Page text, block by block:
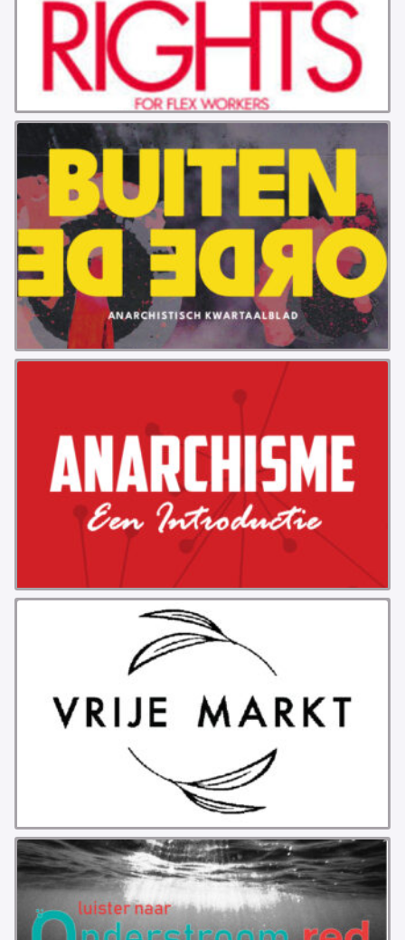
LEUVENSE ANARCHISTISCHE GROEP
VB BELGIË
VB UTRECHT
VB FRIESLAND
VB WEST-FRIESLAND
ZWARTE MUGGEN
WERKGROEP ARBEID
WERKGROEP PROPAGANDA
ANARCHISME – EEN INTRODUCTIE
OTTO SLAVEFORCE
JUMBO DISTRIBUTIECENTRA EN OTTO WORKFORCE
PROBLEMY Z AGENCJA… PRACY TYMCZASOWEJ
OTTO
KUNST-ANARCHISTISCHE DAG BAJEENKOMST
BASTION BASTARDS
DE CRISIS VOORBIJ
FREE JOCK PALFREEMAN
BUITEN DE ORDE